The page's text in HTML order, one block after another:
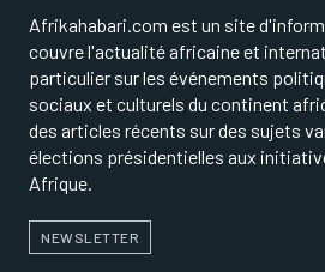
Afrikahabari.com est un site
couvre l'actualité africaine et
particulier sur les événements
sociaux et culturels du continent
des articles récents sur des sujets
élections présidentielles aux
Afrique.
NEWSLETTER